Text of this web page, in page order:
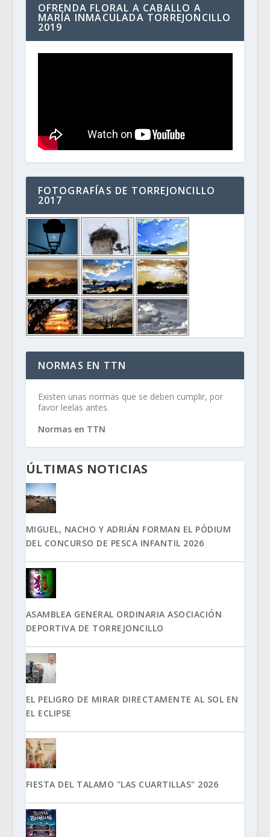
OFRENDA FLORAL A CABALLO A
MARÍA INMACULADA TORREJONCILLO
2019
FOTOGRAFÍAS DE TORREJONCILLO
2017
NORMAS EN TTN
Existen unas normas que se deben cumplir, por
favor leelas antes.
Normas en TTN
ÚLTIMAS NOTICIAS
MIGUEL, NACHO Y ADRIÁN FORMAN EL PÓDIUM
DEL CONCURSO DE PESCA INFANTIL 2026
ASAMBLEA GENERAL ORDINARIA ASOCIACIÓN
DEPORTIVA DE TORREJONCILLO
EL PELIGRO DE MIRAR DIRECTAMENTE AL SOL EN
EL ECLIPSE
FIESTA DEL TALAMO "LAS CUARTILLAS" 2026